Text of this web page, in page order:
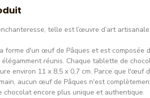
telle est l’œuvre d’art
forme d'un œuf de Pâques et est composée
réunis. Chaque tablette de
environ 11 x 8,5 x 0,7 cm. Parce que l'œuf
aucun œuf de Pâques n'est
encore plus unique et authentique.